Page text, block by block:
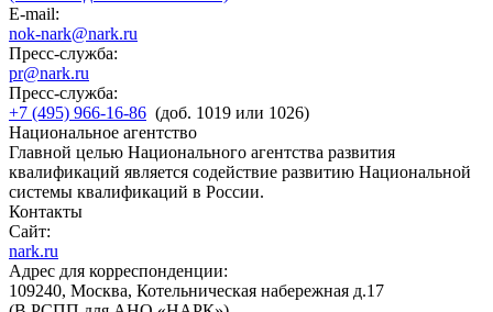
E-mail:
nok-nark@nark.ru
Пресс-служба:
pr@nark.ru
Пресс-служба:
+7 (495) 966-16-86 (доб. 1019 или 1026)
Национальное агентство
Главной целью Национального агентства развития
квалификаций является содействие развитию Национальной
системы квалификаций в России.
Контакты
Сайт:
nark.ru
Адрес для корреспонденции:
109240, Москва, Котельническая набережная д.17